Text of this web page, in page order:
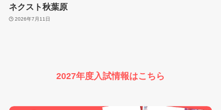
ネクスト秋葉原
2026年7月11日
2027年度入試情報はこちら